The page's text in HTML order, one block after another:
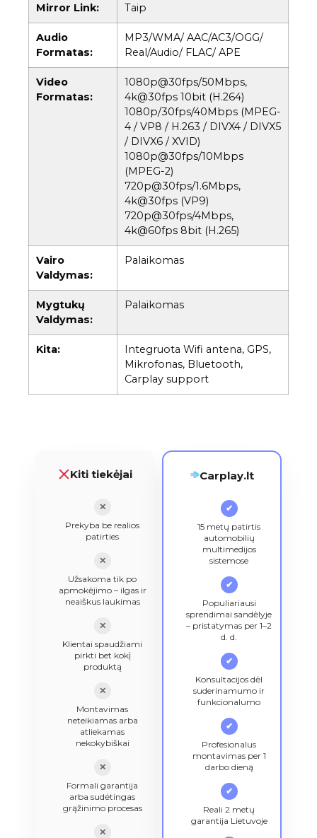
Mirror Link: Taip
Audio
Formatas:
MP3/WMA/ AAC/AC3/OGG/
Real/Audio/ FLAC/ APE
Video
Formatas:
1080p@30fps/50Mbps,
4k@30fps 10bit (H.264)
1080p/30fps/40Mbps (MPEG-
4 / VP8 / H.263 / DIVX4 / DIVX5
/ DIVX6 / XVID)
1080p@30fps/10Mbps
(MPEG-2)
720p@30fps/1.6Mbps,
4k@30fps (VP9)
720p@30fps/4Mbps,
4k@60fps 8bit (H.265)
Vairo
Valdymas:
Palaikomas
Mygtukų
Valdymas:
Palaikomas
Kita:
Integruota Wifi antena, GPS,
Mikrofonas, Bluetooth,
Carplay support
Kiti tiekėjai
✕
Prekyba be realios
patirties
✕
Užsakoma tik po
apmokėjimo – ilgas ir
neaiškus laukimas
✕
Klientai spaudžiami
pirkti bet kokį
produktą
✕
Montavimas
neteikiamas arba
atliekamas
nekokybiškai
✕
Formali garantija
arba sudėtingas
grąžinimo procesas
✕
Carplay.lt
✔
15 metų patirtis
automobilių
multimedijos
sistemose
✔
Populiariausi
sprendimai sandėlyje
– pristatymas per 1–2
d. d.
✔
Konsultacijos dėl
suderinamumo ir
funkcionalumo
✔
Profesionalus
montavimas per 1
darbo dieną
✔
Reali 2 metų
garantija Lietuvoje